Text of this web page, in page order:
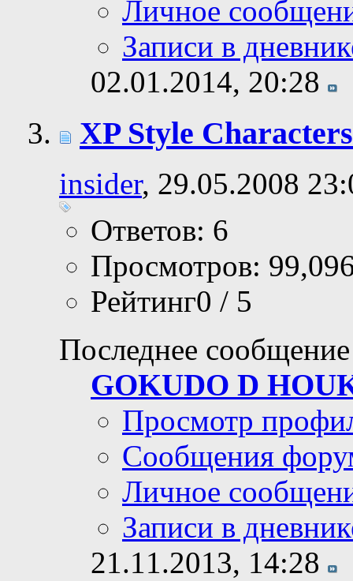
Личное
Записи в
02.01.2014, 20:28
XP Style Characters
insider, 29.05.2008
Ответов: 6
Просмотров:
Рейтинг0 / 5
Последнее
GOKUDO D
Просмотр
Сообщения
Личное
Записи в
21.11.2013, 14:28